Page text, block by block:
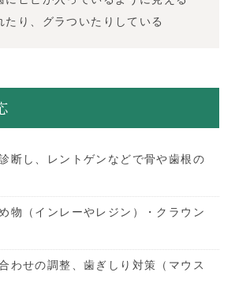
たり、グラついたりしている
断し、レントゲンなどで骨や歯根の
物（インレーやレジン）・クラウン
わせの調整、歯ぎしり対策（マウス